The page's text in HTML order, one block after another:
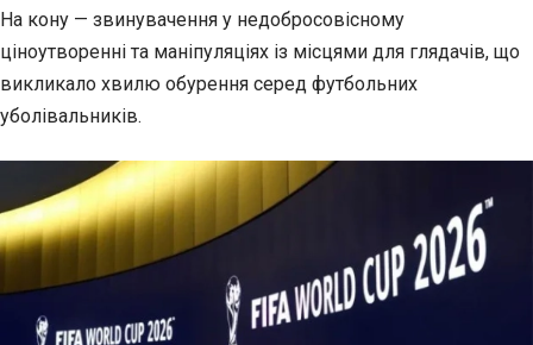
На кону — звинувачення у недобросовісному
ціноутворенні та маніпуляціях із місцями для глядачів, що
викликало хвилю обурення серед футбольних
уболівальників.